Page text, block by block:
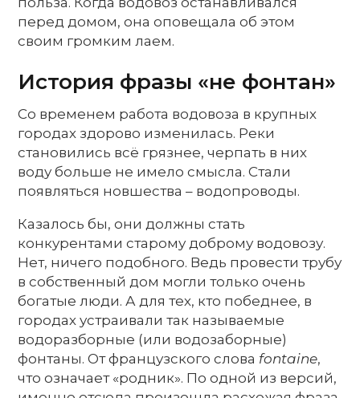
перед домом, она оповещала об этом
своим громким лаем.
История фразы «не фонтан»
Со временем работа водовоза в крупных
городах здорово изменилась. Реки
становились всё грязнее, черпать в них
воду больше не имело смысла. Стали
появляться новшества – водопроводы.
Казалось бы, они должны стать
конкурентами старому доброму водовозу.
Нет, ничего подобного. Ведь провести трубу
в собственный дом могли только очень
богатые люди. А для тех, кто победнее, в
городах устраивали так называемые
водоразборные (или водозаборные)
фонтаны. От французского слова fontaine,
что означает «родник». По одной из версий,